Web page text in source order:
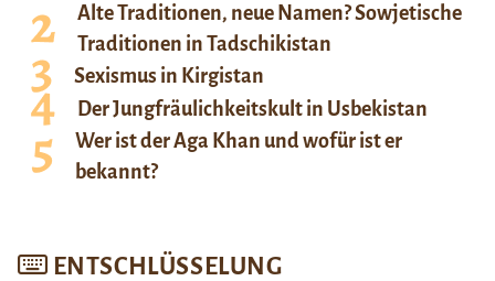
Alte Traditionen, neue Namen? Sowjetische
Traditionen in Tadschikistan
Sexismus in Kirgistan
Der Jungfräulichkeitskult in Usbekistan
Wer ist der Aga Khan und wofür ist er
bekannt?
ENTSCHLÜSSELUNG